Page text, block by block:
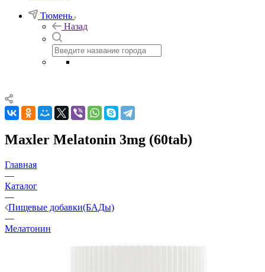
Тюмень
Назад
Maxler Melatonin 3mg (60tab)
Главная
—
Каталог
—
Пищевые добавки(БАДы)
—
Мелатонин